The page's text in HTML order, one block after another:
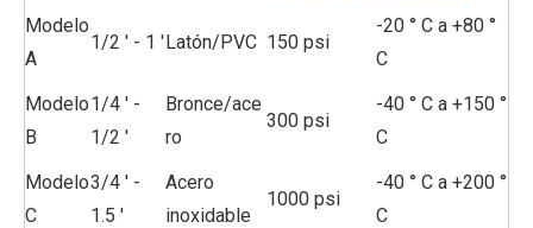
Modelo
A
1/2 ' - 1 'Latón/PVC 150 psi
-20 ° C a +80 °
C
Modelo
B
1/4 ' -
1/2 '
Bronce/ace
ro
300 psi
-40 ° C a +150 °
C
Modelo
C
3/4 ' -
1.5 '
Acero
inoxidable
1000 psi
-40 ° C a +200 °
C